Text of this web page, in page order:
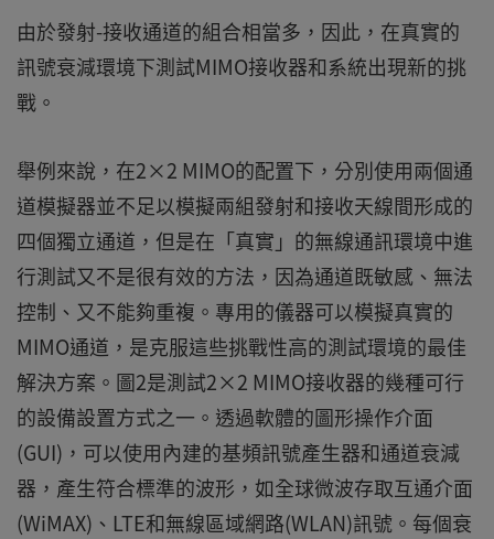
由於發射-接收通道的組合相當多，因此，在真實的
訊號衰減環境下測試MIMO接收器和系統出現新的挑
戰。
舉例來說，在2×2 MIMO的配置下，分別使用兩個通
道模擬器並不足以模擬兩組發射和接收天線間形成的
四個獨立通道，但是在「真實」的無線通訊環境中進
行測試又不是很有效的方法，因為通道既敏感、無法
控制、又不能夠重複。專用的儀器可以模擬真實的
MIMO通道，是克服這些挑戰性高的測試環境的最佳
解決方案。圖2是測試2×2 MIMO接收器的幾種可行
的設備設置方式之一。透過軟體的圖形操作介面
(GUI)，可以使用內建的基頻訊號產生器和通道衰減
器，產生符合標準的波形，如全球微波存取互通介面
(WiMAX)、LTE和無線區域網路(WLAN)訊號。每個衰